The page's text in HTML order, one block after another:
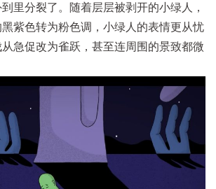
里分裂了。随着层层被剥开的小绿人，
紫色转为粉色调，小绿人的表情更从忧
急促改为雀跃，甚至连周围的景致都微